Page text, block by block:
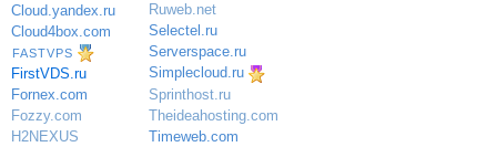
Cloud.yandex.ru
Cloud4box.com
FASTVPS
FirstVDS.ru
Fornex.com
Fozzy.com
H2NEXUS
Ruweb.net
Selectel.ru
Serverspace.ru
Simplecloud.ru
Sprinthost.ru
Theideahosting.com
Timeweb.com